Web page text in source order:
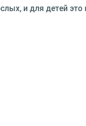
и для детей